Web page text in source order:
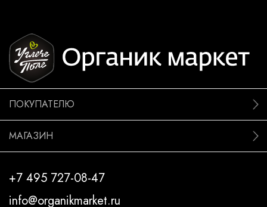
ПОКУПАТЕЛЮ
МАГАЗИН
+7 495 727-08-47
info@organikmarket.ru